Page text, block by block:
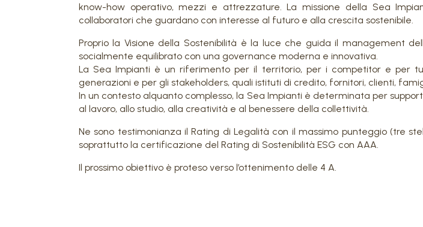
know-how operativo, mezzi e attrezzature. La missione della Sea
collaboratori che guardano con interesse al futuro e alla crescita sostenibile.
Proprio la Visione della Sostenibilità è la luce che guida il management
socialmente equilibrato con una governance moderna e innovativa.
La Sea Impianti è un riferimento per il territorio, per i competitor e per
generazioni e per gli stakeholders, quali istituti di credito, fornitori, clienti,
In un contesto alquanto complesso, la Sea Impianti è determinata per
al lavoro, allo studio, alla creatività e al benessere della collettività.
Ne sono testimonianza il Rating di Legalità con il massimo punteggio (tre
soprattutto la certificazione del Rating di Sostenibilità ESG con AAA.
Il prossimo obiettivo è proteso verso l’ottenimento delle 4 A.